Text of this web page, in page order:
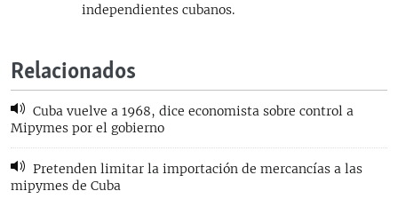
independientes cubanos.
Relacionados
Cuba vuelve a 1968, dice economista sobre control a
Mipymes por el gobierno
Pretenden limitar la importación de mercancías a las
mipymes de Cuba